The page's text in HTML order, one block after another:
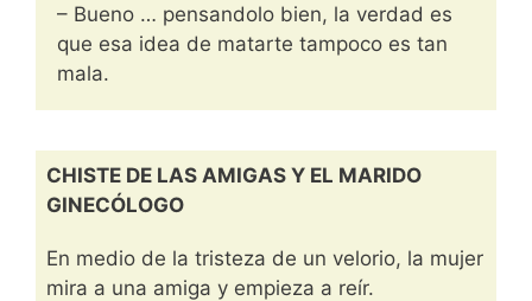
– Bueno … pensandolo bien, la verdad es
que esa idea de matarte tampoco es tan
mala.
CHISTE DE LAS AMIGAS Y EL MARIDO
GINECÓLOGO
En medio de la tristeza de un velorio, la mujer
mira a una amiga y empieza a reír.